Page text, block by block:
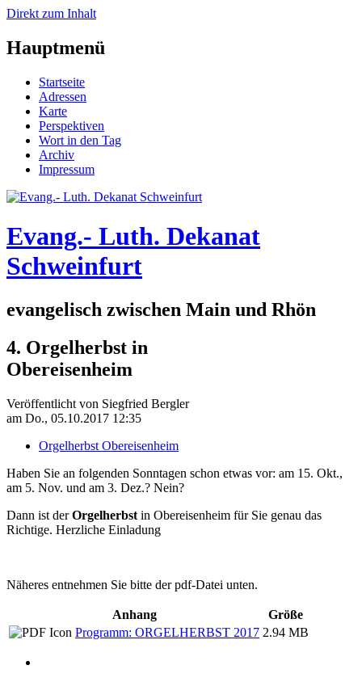
Direkt zum Inhalt
Hauptmenü
Startseite
Adressen
Karte
Perspektiven
Wort in den Tag
Archiv
Impressum
Evang.- Luth. Dekanat
Schweinfurt
evangelisch zwischen Main und Rhön
4. Orgelherbst in
Obereisenheim
Veröffentlicht von Siegfried Bergler
am Do., 05.10.2017 12:35
Orgelherbst Obereisenheim
Haben Sie an folgenden Sonntagen schon etwas vor: am 15. Okt.,
am 5. Nov. und am 3. Dez.? Nein?
Dann ist derOrgelherbst in Obereisenheim für Sie genau das
Richtige. Herzliche Einladung
Näheres entnehmen Sie bitte der pdf-Datei unten.
Anhang
Größe
Programm: ORGELHERBST 2017 2.94 MB